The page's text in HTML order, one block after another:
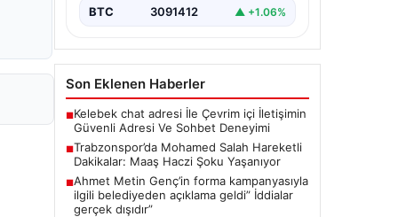
BTC 3091412 ▲ +1.06%
Son Eklenen Haberler
■Kelebek chat adresi İle Çevrim içi İletişimin
Güvenli Adresi Ve Sohbet Deneyimi
■Trabzonspor’da Mohamed Salah Hareketli
Dakikalar: Maaş Haczi Şoku Yaşanıyor
■Ahmet Metin Genç’in forma kampanyasıyla
ilgili belediyeden açıklama geldi” İddialar
gerçek dışıdır”